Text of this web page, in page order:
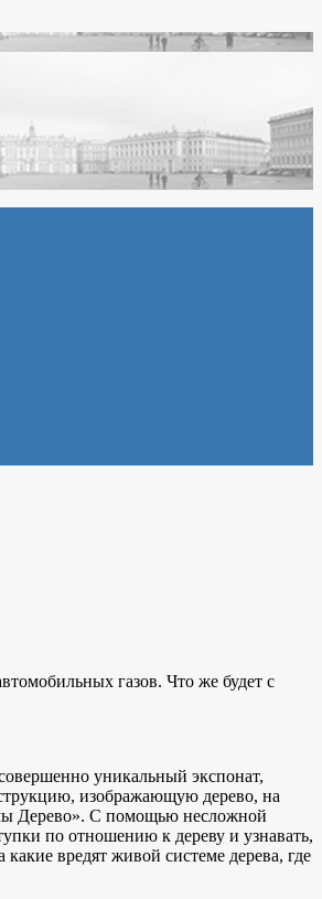
газов. Что же будет с
уникальный экспонат,
изображающую дерево, на
Дерево». С помощью несложной
по отношению к дереву и узнавать,
вредят живой системе дерева, где